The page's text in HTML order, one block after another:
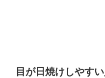
目が日焼けしやす